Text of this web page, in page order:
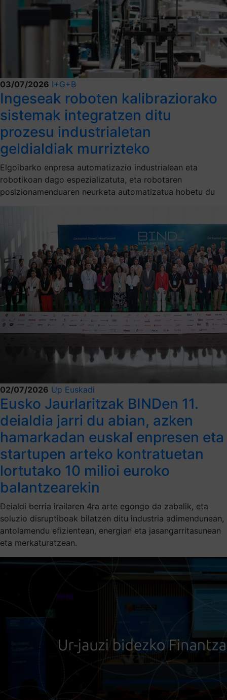
03/07/2026 I+G+B
Ingeseak roboten kalibraziorako
sistemak integratzen ditu
prozesu industrialetan
geldialdiak murrizteko
Elgoibarko enpresa automatizazio industrialean eta
robotikoan dago espezializatuta, eta robotaren
posizionamenduaren neurketa automatizatua hobetu du
02/07/2026 Up Euskadi
Eusko Jaurlaritzak BINDen 11.
deialdia jarri du abian, azken
hamarkadan euskal enpresen eta
startupen arteko kontratuetan
lortutako 10 milioi euroko
balantzearekin
Deialdi berria irailaren 4ra arte egongo da zabalik, eta
soluzio disruptiboak bilatzen ditu industria adimendunean,
antolamendu efizientean, energian eta jasangarritasunean
eta merkaturatzean.